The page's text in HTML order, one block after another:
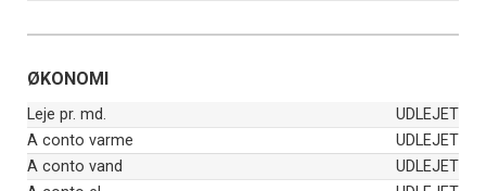
ØKONOMI
Leje pr. md.
UDLEJET
A conto varme
UDLEJET
A conto vand
UDLEJET